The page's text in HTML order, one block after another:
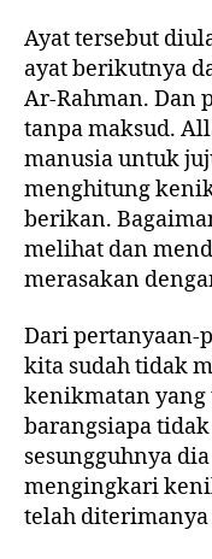
Ayat tersebut
ayat berikutnya
Ar-Rahman. Dan
tanpa maksud.
manusia untuk
menghitung
berikan.
melihat dan
merasakan
Dari pertanyaan-
kita sudah tidak
kenikmatan
barangsiapa
sesungguhnya
mengingkari
telah diterimanya